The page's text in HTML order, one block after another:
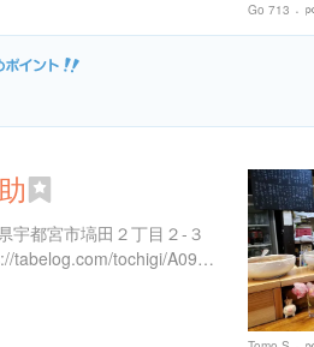
Go 713
宇都宮市塙田２丁目２-３
https://tabelog.com/tochigi/A0901/A090101/9002856/